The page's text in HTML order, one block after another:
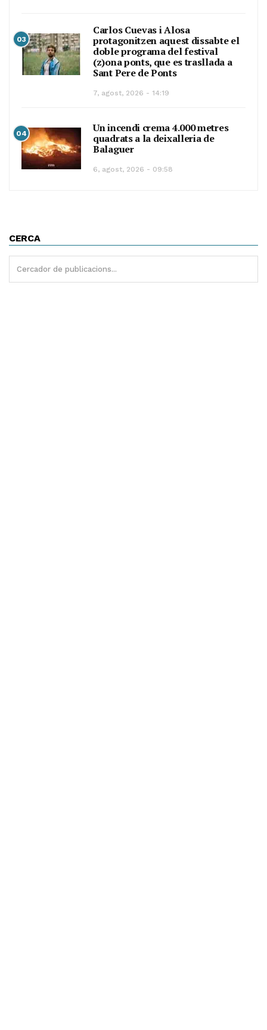
03
Carlos Cuevas i Alosa
protagonitzen aquest dissabte el
doble programa del festival
(z)ona ponts, que es trasllada a
Sant Pere de Ponts
7, agost, 2026 - 14:19
04
Un incendi crema 4.000 metres
quadrats a la deixalleria de
Balaguer
6, agost, 2026 - 09:58
CERCA